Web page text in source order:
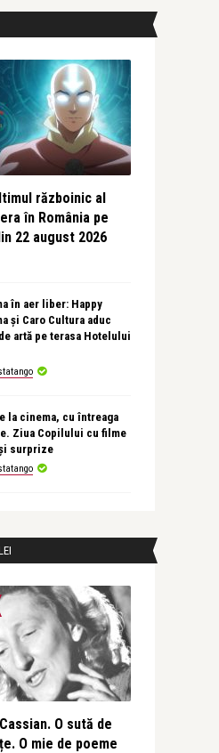
războinic al
în România pe
22 august 2026
în aer liber: Happy
și Caro Cultura aduc
artă pe terasa Hotelului
la cinema, cu întreaga
Ziua Copilului cu filme
surprize
O sută de
O mie de poeme